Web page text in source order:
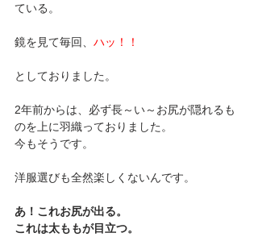
ている。
鏡を見て毎回、 ハッ！！
としておりました。
2年前からは、必ず長～い～お尻が隠れるも
のを上に羽織っておりました。
今もそうです。
洋服選びも全然楽しくないんです。
あ！これお尻が出る。
これは太ももが目立つ。